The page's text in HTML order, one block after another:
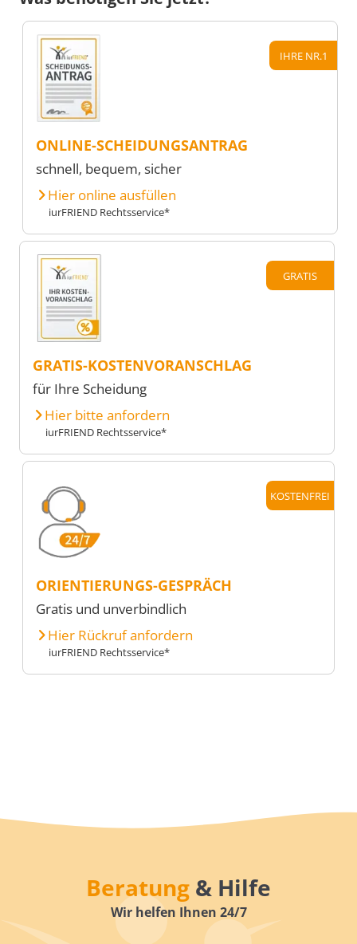
IHRE NR.1
ONLINE-SCHEIDUNGSANTRAG
schnell, bequem, sicher
Hier online ausfüllen
iurFRIEND Rechtsservice*
GRATIS
GRATIS-KOSTENVORANSCHLAG
für Ihre Scheidung
Hier bitte anfordern
iurFRIEND Rechtsservice*
KOSTENFREI
ORIENTIERUNGS-GESPRÄCH
Gratis und unverbindlich
Hier Rückruf anfordern
iurFRIEND Rechtsservice*
Beratung & Hilfe
Wir helfen Ihnen 24/7